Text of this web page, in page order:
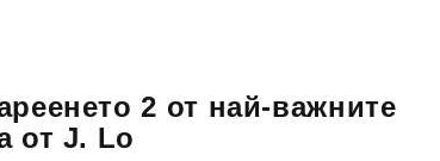
2 от най-важните
от J. Lo